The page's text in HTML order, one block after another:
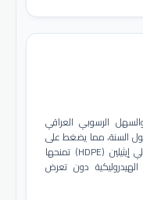
الرسوبي العراقي
السنة، مما يضغط على
شبكات الأنابيب المدفونة. مرونة أنابيب البولي إيثيلين (HDPE) تمنحها
دون تعرض